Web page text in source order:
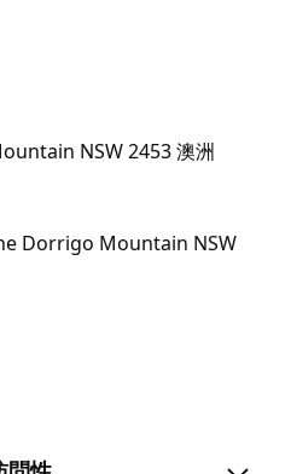
鷹的“mo-poke”叫聲，或留
NSW 2453 澳洲